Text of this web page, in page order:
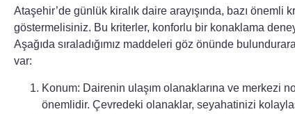
Ataşehir’de günlük kiralık daire arayışında, bazı önemli
göstermelisiniz. Bu kriterler, konforlu bir konaklama
Aşağıda sıraladığımız maddeleri göz önünde
var:
Konum: Dairenin ulaşım olanaklarına ve merkezi
önemlidir. Çevredeki olanaklar, seyahatinizi